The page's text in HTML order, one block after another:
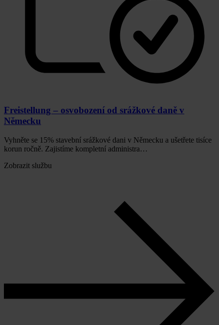
Freistellung – osvobození od srážkové daně v
Německu
Vyhněte se 15% stavební srážkové dani v Německu a ušetřete tisíce
korun ročně. Zajistíme kompletní administra…
Zobrazit službu